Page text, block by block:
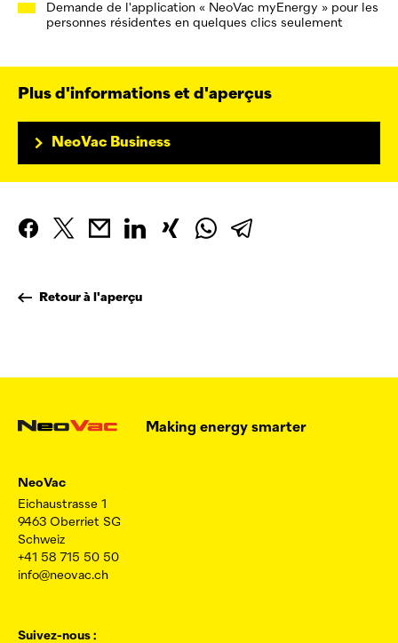
Demande de l'application « NeoVac myEnergy » pour les
personnes résidentes en quelques clics seulement
Plus d'informations et d'aperçus
NeoVac Business
Retour à l'aperçu
Making energy smarter
NeoVac
Eichaustrasse 1
9463 Oberriet SG
Schweiz
+41 58 715 50 50
info@neovac.ch
Suivez-nous :